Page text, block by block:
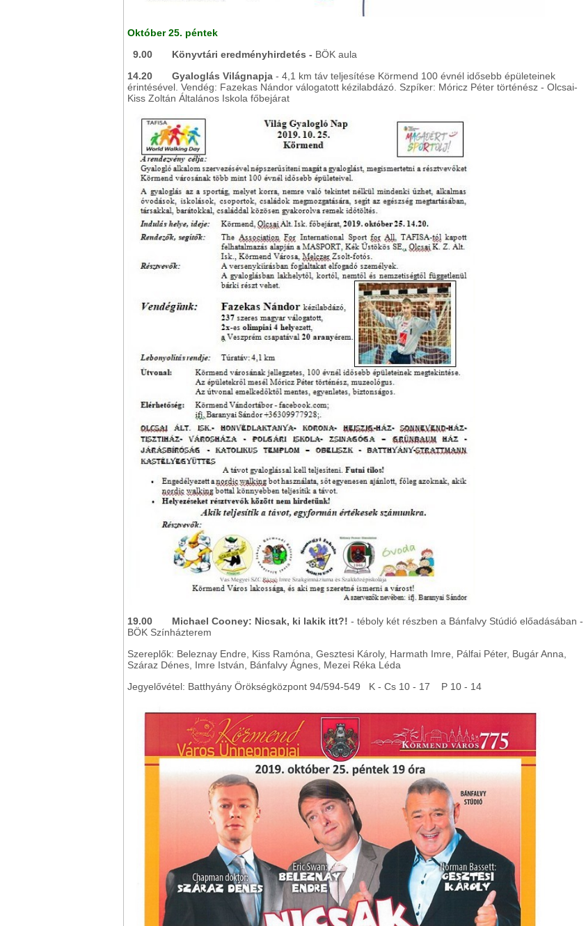
Október 25. péntek
9.00
Könyvtári eredményhirdetés - BÖK aula
14.20
Gyaloglás Világnapja - 4,1 km táv teljesítése Körmend 100 évnél idősebb épületeinek
érintésével. Vendég: Fazekas Nándor válogatott kézilabdázó. Szpíker: Móricz Péter történész - Olcsai-
Kiss Zoltán Általános Iskola főbejárat
19.00 Michael Cooney: Nicsak, ki lakik itt?! - téboly két részben a Bánfalvy Stúdió előadásában -
BÖK Színházterem
Szereplők: Beleznay Endre, Kiss Ramóna, Gesztesi Károly, Harmath Imre, Pálfai Péter, Bugár Anna,
Száraz Dénes, Imre István, Bánfalvy Ágnes, Mezei Réka Léda
Jegyelővétel: Batthyány Örökségközpont 94/594-549 K - Cs 10 - 17 P 10 - 14